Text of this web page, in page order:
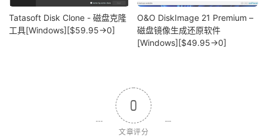
Tatasoft Disk Clone - 磁盘克隆
工具[Windows][$59.95→0]
O&O DiskImage 21 Premium –
磁盘镜像生成还原软件
[Windows][$49.95→0]
0
文章评分